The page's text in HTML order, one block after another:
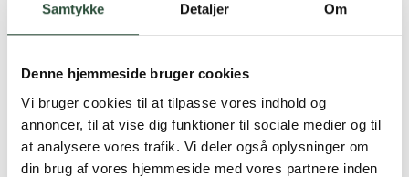
Samtykke Detaljer Om
Denne hjemmeside bruger cookies
Vi bruger cookies til at tilpasse vores indhold og
annoncer, til at vise dig funktioner til sociale medier og til
at analysere vores trafik. Vi deler også oplysninger om
din brug af vores hjemmeside med vores partnere inden